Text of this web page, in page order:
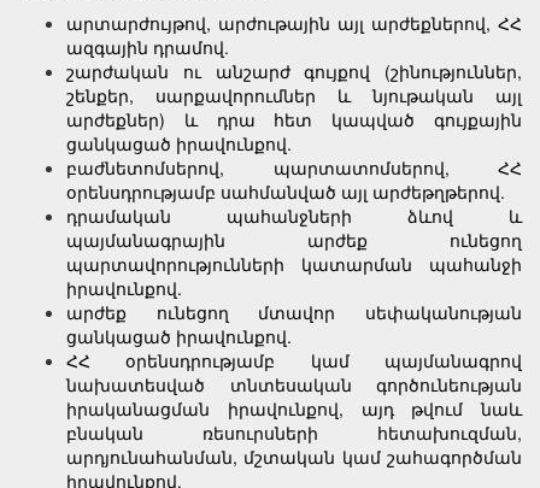
արտարժույթով, արժութային այլ արժեքներով, ՀՀ
ազգային դրամով.
շարժական ու անշարժ գույքով (շինություններ,
շենքեր, սարքավորումներ և նյութական այլ
արժեքներ) և դրա հետ կապված գույքային
ցանկացած իրավունքով.
բաժնետոմսերով, պարտատոմսերով, ՀՀ
օրենսդրությամբ սահմանված այլ արժեթղթերով.
դրամական պահանջների ձևով և
պայմանագրային արժեք ունեցող
պարտավորությունների կատարման պահանջի
իրավունքով.
արժեք ունեցող մտավոր սեփականության
ցանկացած իրավունքով.
ՀՀ օրենսդրությամբ կամ պայմանագրով
նախատեսված տնտեսական գործունեության
իրականացման իրավունքով, այդ թվում նաև
բնական ռեսուրսների հետախուզման,
արդյունահանման, մշտական կամ շահագործման
իրավունքով.